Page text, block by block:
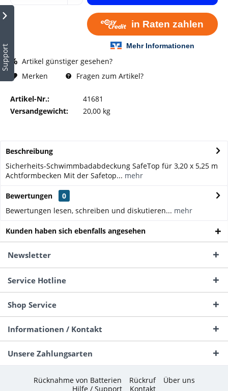
Support
Artikel günstiger gesehen?
Merken
Fragen zum Artikel?
Artikel-Nr.:
41681
Versandgewicht:
20,00 kg
Beschreibung
Sicherheits-Schwimmbadabdeckung SafeTop für 3,20 x 5,25 m
Achtformbecken Mit der Safetop... mehr
Bewertungen
0
Bewertungen lesen, schreiben und diskutieren... mehr
Kunden haben sich ebenfalls angesehen
Newsletter
Service Hotline
Shop Service
Informationen / Kontakt
Unsere Zahlungsarten
Rücknahme von Batterien Rückruf
Über uns
Hilfe / Support
Kontakt